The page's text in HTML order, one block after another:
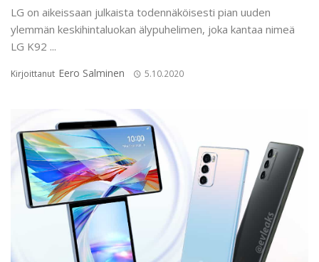
LG on aikeissaan julkaista todennäköisesti pian uuden
ylemmän keskihintaluokan älypuhelimen, joka kantaa nimeä
LG K92 ...
Kirjoittanut Eero Salminen 5.10.2020